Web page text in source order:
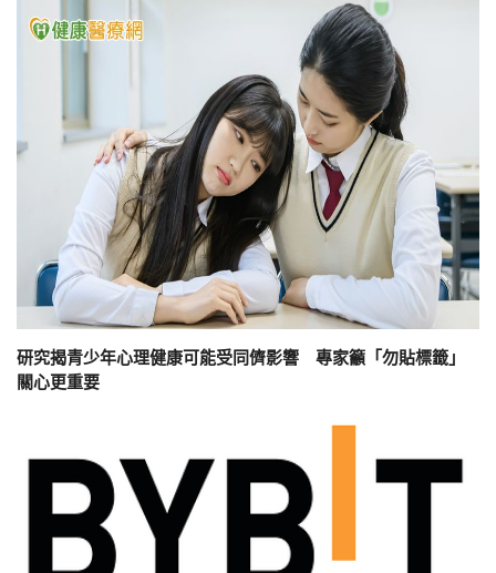
研究揭青少年心理健康可能受同儕影響 專家籲「勿貼標籤」
關心更重要